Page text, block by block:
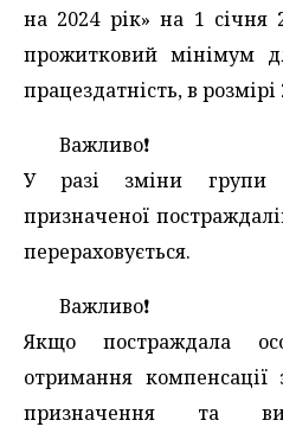
на 2024 рік» на 1 січня
прожитковий мінімум
працездатність, в
Важливо❗️
У разі зміни групи
призначеної
перераховується.
Важливо❗️
Якщо постраждала
отримання
призначення та